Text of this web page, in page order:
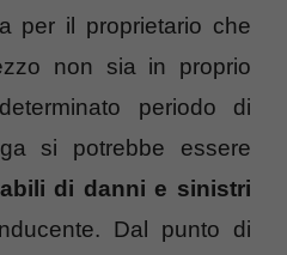
per il proprietario che
non sia in proprio
periodo di
si potrebbe essere
di danni e sinistri
Dal punto di